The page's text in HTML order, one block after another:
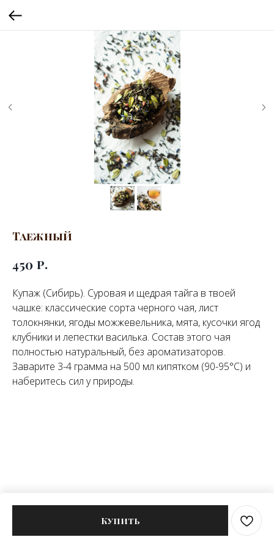
Таежный
450 р.
Купить
Купаж (Сибирь). Суровая и щедрая тайга в твоей
чашке: классические сорта черного чая, лист
толокнянки, ягоды можжевельника, мята, кусочки ягод
клубники и лепестки василька. Состав этого чая
полностью натуральный, без ароматизаторов.
Заварите 3-4 грамма на 500 мл кипятком (90-95°C) и
наберитесь сил у природы.